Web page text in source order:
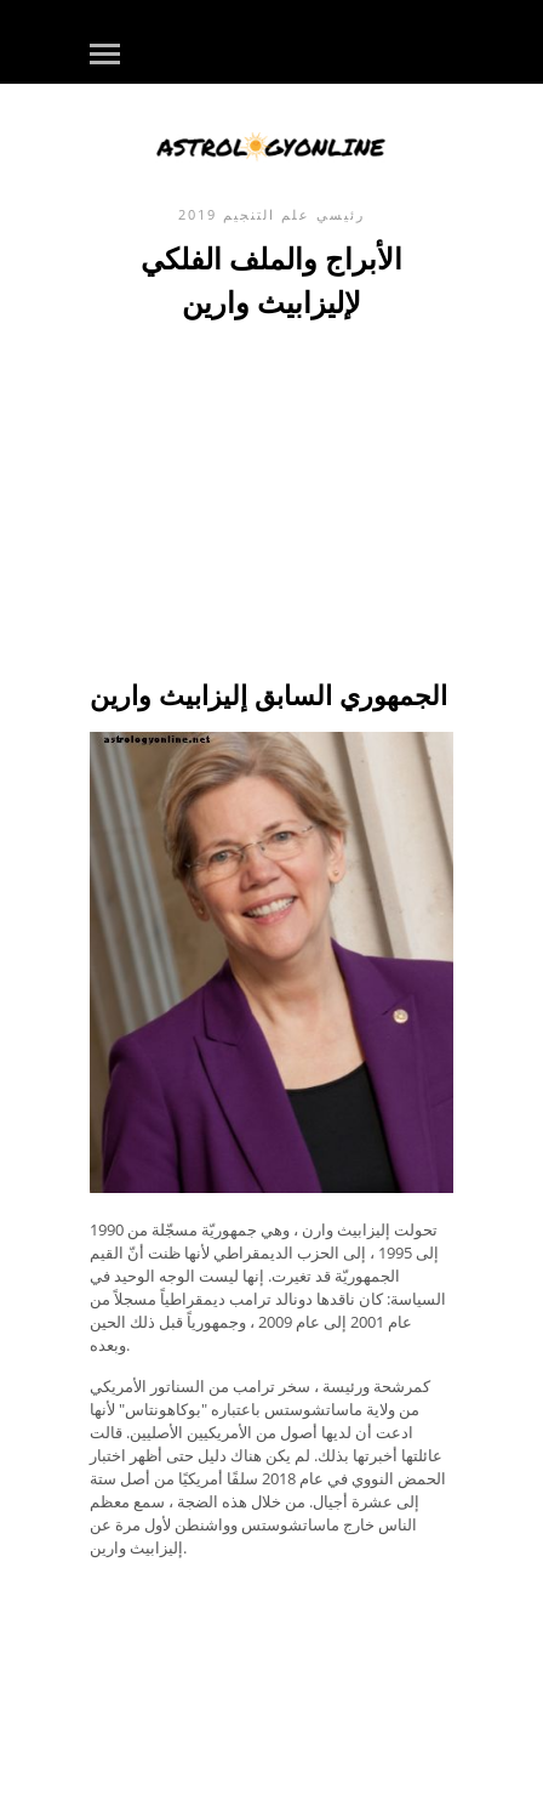
رئيسي علم التنجيم
الأبراج والملف الفلكي
لإليزابيث وارين
الجمهوري السابق إليزابيث وارين
تحولت إليزابيث وارن ، وهي جمهوريّة مسجّلة من 1990
إلى 1995 ، إلى الحزب الديمقراطي لأنها ظنت أنّ القيم
الجمهوريّة قد تغيرت. إنها ليست الوجه الوحيد في
السياسة: كان ناقدها دونالد ترامب ديمقراطياً مسجلاً من
عام 2001 إلى عام 2009 ، وجمهورياً قبل ذلك الحين
وبعده.
كمرشحة ورئيسة ، سخر ترامب من السناتور الأمريكي
من ولاية ماساتشوستس باعتباره "بوكاهونتاس" لأنها
ادعت أن لديها أصول من الأمريكيين الأصليين. قالت
عائلتها أخبرتها بذلك. لم يكن هناك دليل حتى أظهر اختبار
الحمض النووي في عام 2018 سلفًا أمريكيًا من أصل ستة
إلى عشرة أجيال. من خلال هذه الضجة ، سمع معظم
الناس خارج ماساتشوستس وواشنطن لأول مرة عن
إليزابيث وارين.